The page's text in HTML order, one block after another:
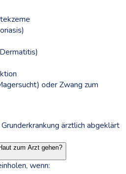
oder Zwang zum
ärztlich abgeklärt
zum Arzt gehen?
wenn: